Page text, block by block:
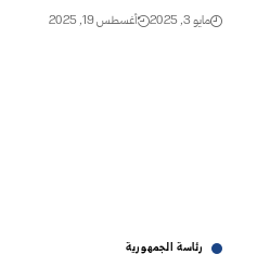
مايو 3, 2025 أغسطس 19, 2025
رئاسة الجمهورية